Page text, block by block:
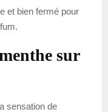
et bien fermé pour
sur
sensation de